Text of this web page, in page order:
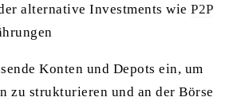
alternative Investments wieP2P
Konten und Depots ein, um
zu strukturieren und an der Börse